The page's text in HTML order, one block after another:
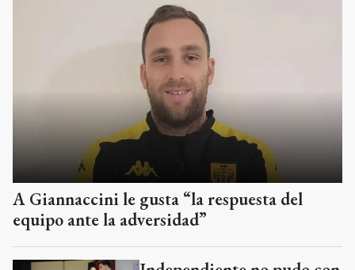
A Giannaccini le gusta “la respuesta del
equipo ante la adversidad”